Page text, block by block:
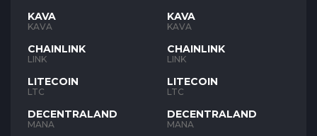
KAVA
KAVA
CHAINLINK
LINK
LITECOIN
LTC
DECENTRALAND
MANA
KAVA
KAVA
CHAINLINK
LINK
LITECOIN
LTC
DECENTRALAND
MANA